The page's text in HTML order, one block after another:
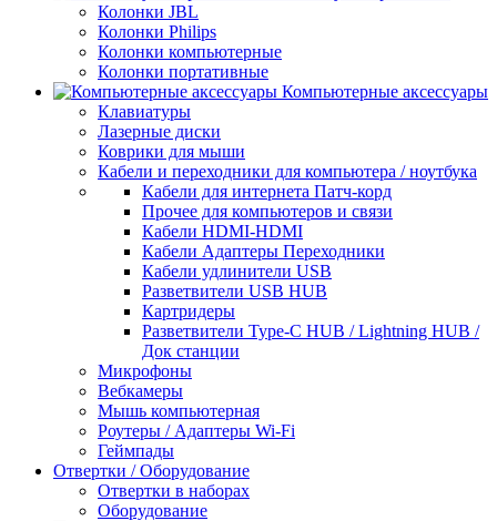
Колонки JBL
Колонки Philips
Колонки компьютерные
Колонки портативные
Компьютерные аксессуары
Клавиатуры
Лазерные диски
Коврики для мыши
Кабели и переходники для компьютера / ноутбука
Кабели для интернета Патч-корд
Прочее для компьютеров и связи
Кабели HDMI-HDMI
Кабели Адаптеры Переходники
Кабели удлинители USB
Разветвители USB HUB
Картридеры
Разветвители Type-C HUB / Lightning HUB /
Док станции
Микрофоны
Вебкамеры
Мышь компьютерная
Роутеры / Адаптеры Wi-Fi
Геймпады
Отвертки / Оборудование
Отвертки в наборах
Оборудование